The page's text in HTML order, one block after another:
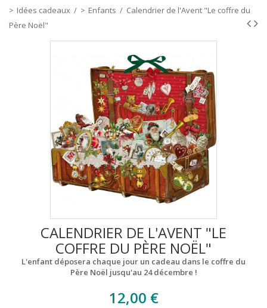
Idées cadeaux / Enfants / Calendrier de l'Avent "Le coffre du
Père Noël"
CALENDRIER DE L'AVENT "LE
COFFRE DU PÈRE NOËL"
L'enfant déposera chaque jour un cadeau dans le coffre du
Père Noël jusqu'au 24 décembre !
12,00 €